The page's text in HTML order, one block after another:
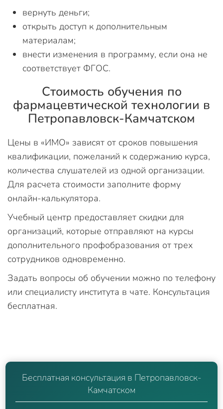
вернуть деньги;
открыть доступ к дополнительным
материалам;
внести изменения в программу, если она не
соответствует ФГОС.
Стоимость обучения по
фармацевтической технологии в
Петропавловск-Камчатском
Цены в «ИМО» зависят от сроков повышения
квалификации, пожеланий к содержанию курса,
количества слушателей из одной организации.
Для расчета стоимости заполните форму
онлайн-калькулятора.
Учебный центр предоставляет скидки для
организаций, которые отправляют на курсы
дополнительного профобразования от трех
сотрудников одновременно.
Задать вопросы об обучении можно по телефону
или специалисту института в чате. Консультация
бесплатная.
Бесплатная консультация в Петропавловск-
Камчатском